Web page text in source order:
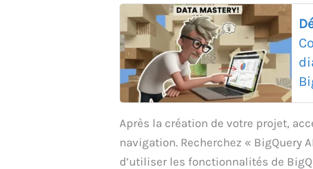
Après la création de votre projet,
navigation. Recherchez « BigQuery
d’utiliser les fonctionnalités de